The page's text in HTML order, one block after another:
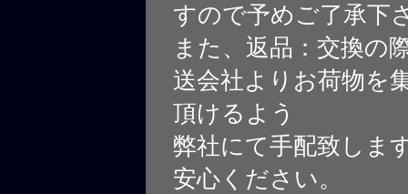
すので予めご了承下
また、返品：交換の
送会社よりお荷物を
頂けるよう
弊社にて手配致しま
安心ください。